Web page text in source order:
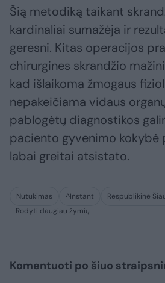
Šią metodiką taikant
kardinaliai sumažėja ir
geresni. Kitas operacijos
chirurgines skrandžio
kad išlaikoma žmogaus
nepakeičiama vidaus
pablogėtų diagnostikos
paciento gyvenimo kokybė
labai greitai atsistato.
Nutukimas ^Instant
Respublikinė
Rodyti daugiau žymių
Komentuoti po šiuo